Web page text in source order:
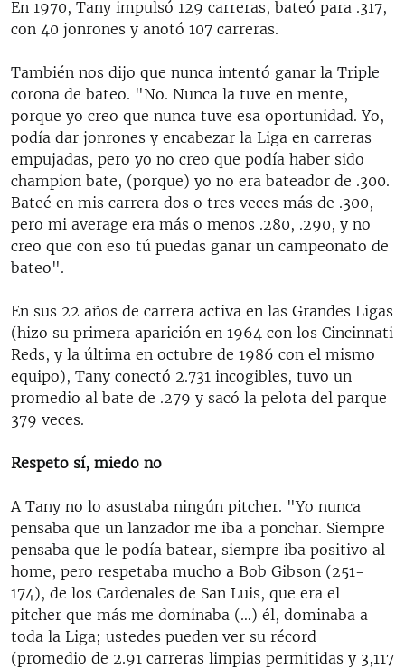
En 1970, Tany impulsó 129 carreras, bateó para .317,
con 40 jonrones y anotó 107 carreras.
También nos dijo que nunca intentó ganar la Triple
corona de bateo. "No. Nunca la tuve en mente,
porque yo creo que nunca tuve esa oportunidad. Yo,
podía dar jonrones y encabezar la Liga en carreras
empujadas, pero yo no creo que podía haber sido
champion bate, (porque) yo no era bateador de .300.
Bateé en mis carrera dos o tres veces más de .300,
pero mi average era más o menos .280, .290, y no
creo que con eso tú puedas ganar un campeonato de
bateo".
En sus 22 años de carrera activa en las Grandes Ligas
(hizo su primera aparición en 1964 con los Cincinnati
Reds, y la última en octubre de 1986 con el mismo
equipo), Tany conectó 2.731 incogibles, tuvo un
promedio al bate de .279 y sacó la pelota del parque
379 veces.
Respeto sí, miedo no
A Tany no lo asustaba ningún pitcher. "Yo nunca
pensaba que un lanzador me iba a ponchar. Siempre
pensaba que le podía batear, siempre iba positivo al
home, pero respetaba mucho a Bob Gibson (251-
174), de los Cardenales de San Luis, que era el
pitcher que más me dominaba (…) él, dominaba a
toda la Liga; ustedes pueden ver su récord
(promedio de 2.91 carreras limpias permitidas y 3,117